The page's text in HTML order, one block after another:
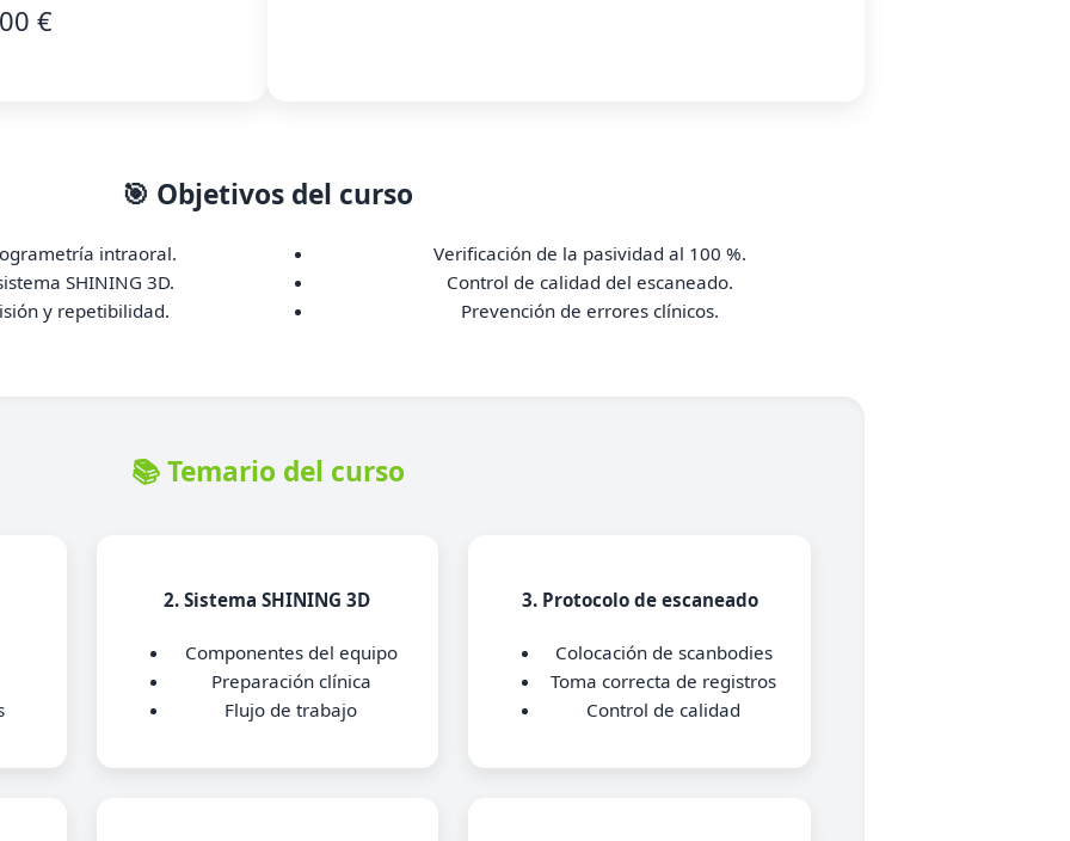
€
🎯 Objetivos del curso
intraoral.
SHINING 3D.
y repetibilidad.
Verificación de la pasividad al 100 %.
Control de calidad del escaneado.
Prevención de errores clínicos.
📚 Temario del curso
2. Sistema SHINING 3D
Componentes del equipo
Preparación clínica
Flujo de trabajo
3. Protocolo de escaneado
Colocación de scanbodies
Toma correcta de registros
Control de calidad